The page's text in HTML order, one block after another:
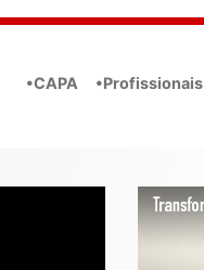
•CAPA •Profissionais